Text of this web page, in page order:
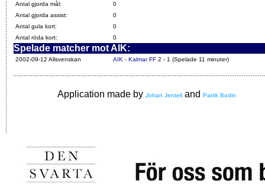
Antal gjorda mål:
0
Antal gjorda assist:
0
Antal gula kort:
0
Antal röda kort:
0
Spelade matcher mot AIK:
2002-09-12 Allsvenskan AIK - Kalmar FF 2 - 1 (Spelade 11 minuter)
Application made by Johan Jentell and Patrik Bodin